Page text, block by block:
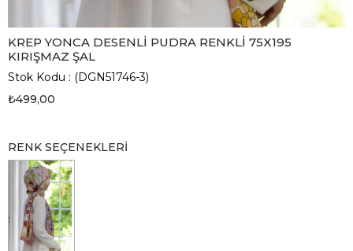
KREP YONCA DESENLİ PUDRA RENKLİ 75X195
KIRIŞMAZ ŞAL
Stok Kodu
(DGN51746-3)
₺499,00
RENK SEÇENEKLERI